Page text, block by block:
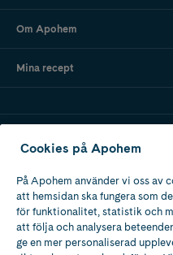
Om Apohem
Mina recept
Apotek med tillstånd
av Läkemedelsverket
Cookies på Apohem
På Apohem använder vi oss av
att hemsidan ska fungera som
för funktionalitet, statistik och
att följa och analysera
ge en mer personaliserad